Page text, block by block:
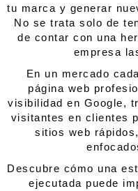
tu marca y generar
No se trata solo de
de contar con una
empresa
En un mercado
página web
visibilidad en Google,
visitantes en clientes
sitios web
Descubre cómo una
ejecutada puede